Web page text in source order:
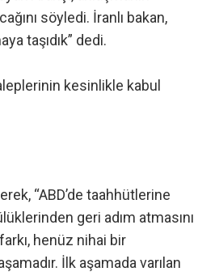
söyledi. İranlı bakan,
taşıdık” dedi.
kesinlikle kabul
“ABD’de taahhütlerine
geri adım atmasını
henüz nihai bir
İlk aşamada varılan